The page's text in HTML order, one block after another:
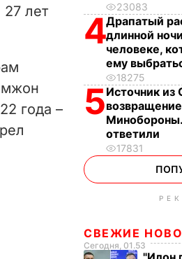
лет
года –
23083
4Драпатый
длинной
человеке,
ему
18275
5Источник
ответили
17831
СВЕЖИЕ
Сегодня, 01.53